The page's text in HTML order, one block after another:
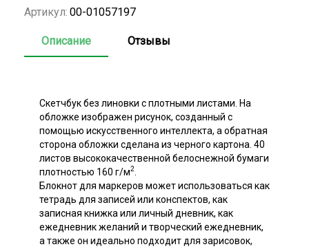
Артикул: 00-01057197
Описание Отзывы
Скетчбук без линовки с плотными листами. На
обложке изображен рисунок, созданный с
помощью искусственного интеллекта, а обратная
сторона обложки сделана из черного картона. 40
листов высококачественной белоснежной бумаги
плотностью 160 г/м2
Блокнот для маркеров может использоваться как
тетрадь для записей или конспектов, как
записная книжка или личный дневник, как
ежедневник желаний и творческий ежедневник,
а также он идеально подходит для зарисовок,